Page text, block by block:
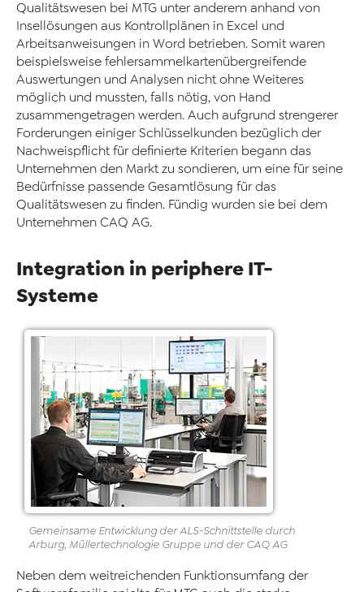
Qualitätswesen bei MTG unter anderem anhand von
Insellösungen aus Kontrollplänen in Excel und
Arbeitsanweisungen in Word betrieben. Somit waren
beispielsweise fehlersammelkartenübergreifende
Auswertungen und Analysen nicht ohne Weiteres
möglich und mussten, falls nötig, von Hand
zusammengetragen werden. Auch aufgrund strengerer
Forderungen einiger Schlüsselkunden bezüglich der
Nachweispflicht für definierte Kriterien begann das
Unternehmen den Markt zu sondieren, um eine für seine
Bedürfnisse passende Gesamtlösung für das
Qualitätswesen zu finden. Fündig wurden sie bei dem
Unternehmen CAQ AG.
Integration in periphere IT-
Systeme
Gemeinsame Entwicklung der ALS-Schnittstelle durch
Arburg, Müllertechnologie Gruppe und der CAQ AG
Neben dem weitreichenden Funktionsumfang der